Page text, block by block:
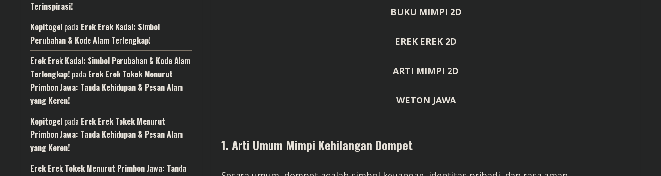
BUKU MIMPI 2D
EREK EREK 2D
ARTI MIMPI 2D
WETON JAWA
1. Arti Umum Mimpi Kehilangan Dompet
Terinspirasi!
Kopitogel pada Erek Erek Kadal: Simbol
Perubahan & Kode Alam Terlengkap!
Erek Erek Kadal: Simbol Perubahan & Kode Alam
Terlengkap! pada Erek Erek Tokek Menurut
Primbon Jawa: Tanda Kehidupan & Pesan Alam
yang Keren!
Kopitogel pada Erek Erek Tokek Menurut
Primbon Jawa: Tanda Kehidupan & Pesan Alam
yang Keren!
Erek Erek Tokek Menurut Primbon Jawa: Tanda